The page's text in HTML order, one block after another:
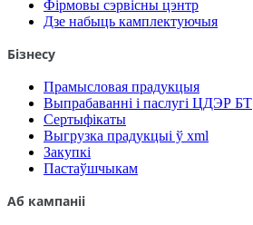
Фірмовы сэрвісны цэнтр
Дзе набыць камплектуючыя
Бізнесу
Прамысловая прадукцыя
Выпрабаванні і паслугі ЦДЭР БТ
Сертыфікаты
Выгрузка прадукцыі ў xml
Закупкі
Пастаўшчыкам
Аб кампаніі